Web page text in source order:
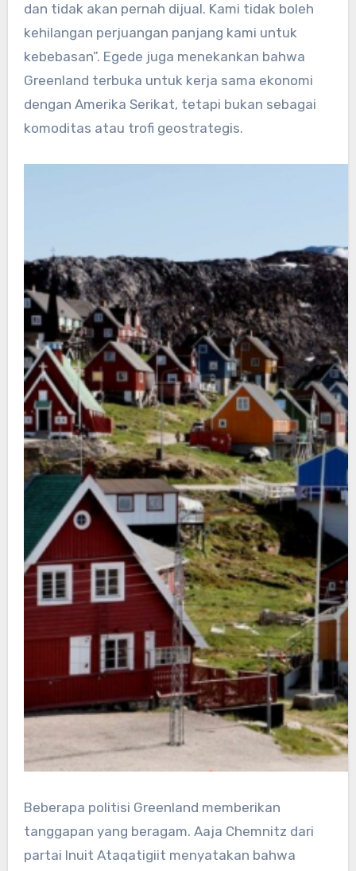
dan tidak akan pernah dijual. Kami tidak boleh
kehilangan perjuangan panjang kami untuk
kebebasan”. Egede juga menekankan bahwa
Greenland terbuka untuk kerja sama ekonomi
dengan Amerika Serikat, tetapi bukan sebagai
komoditas atau trofi geostrategis.
Beberapa politisi Greenland memberikan
tanggapan yang beragam. Aaja Chemnitz dari
partai Inuit Ataqatigiit menyatakan bahwa